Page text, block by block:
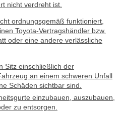
nicht verdreht ist.
ordnungsgemäß funktioniert,
Toyota-Vertragshändler bzw.
oder eine andere verlässliche
Sitz einschließlich der
an einem schweren Unfall
Schäden sichtbar sind.
einzubauen, auszubauen,
zu entsorgen.